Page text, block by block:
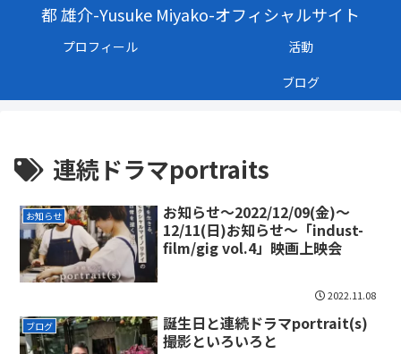
都 雄介-Yusuke Miyako-オフィシャルサイト
プロフィール
活動
ブログ
連続ドラマportraits
お知らせ
お知らせ～2022/12/09(金)〜
12/11(日)お知らせ～「indust-
film/gig vol.4」映画上映会
2022.11.08
ブログ
誕生日と連続ドラマportrait(s)
撮影といろいろと